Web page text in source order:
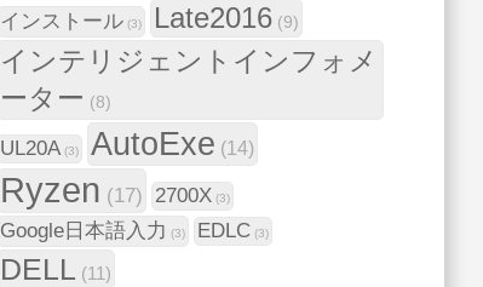
インストール (3) Late2016 (9)
インテリジェントインフォメ
ーター (8)
UL20A (3) AutoExe (14)
Ryzen (17) 2700X (3)
Google日本語入力 (3) EDLC (3)
DELL (11)